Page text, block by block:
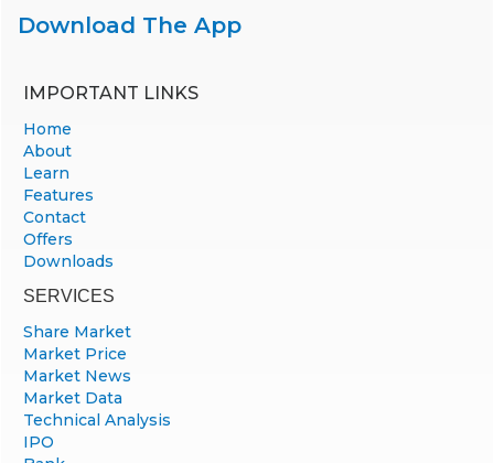
Download The App
IMPORTANT LINKS
Home
About
Learn
Features
Contact
Offers
Downloads
SERVICES
Share Market
Market Price
Market News
Market Data
Technical Analysis
IPO